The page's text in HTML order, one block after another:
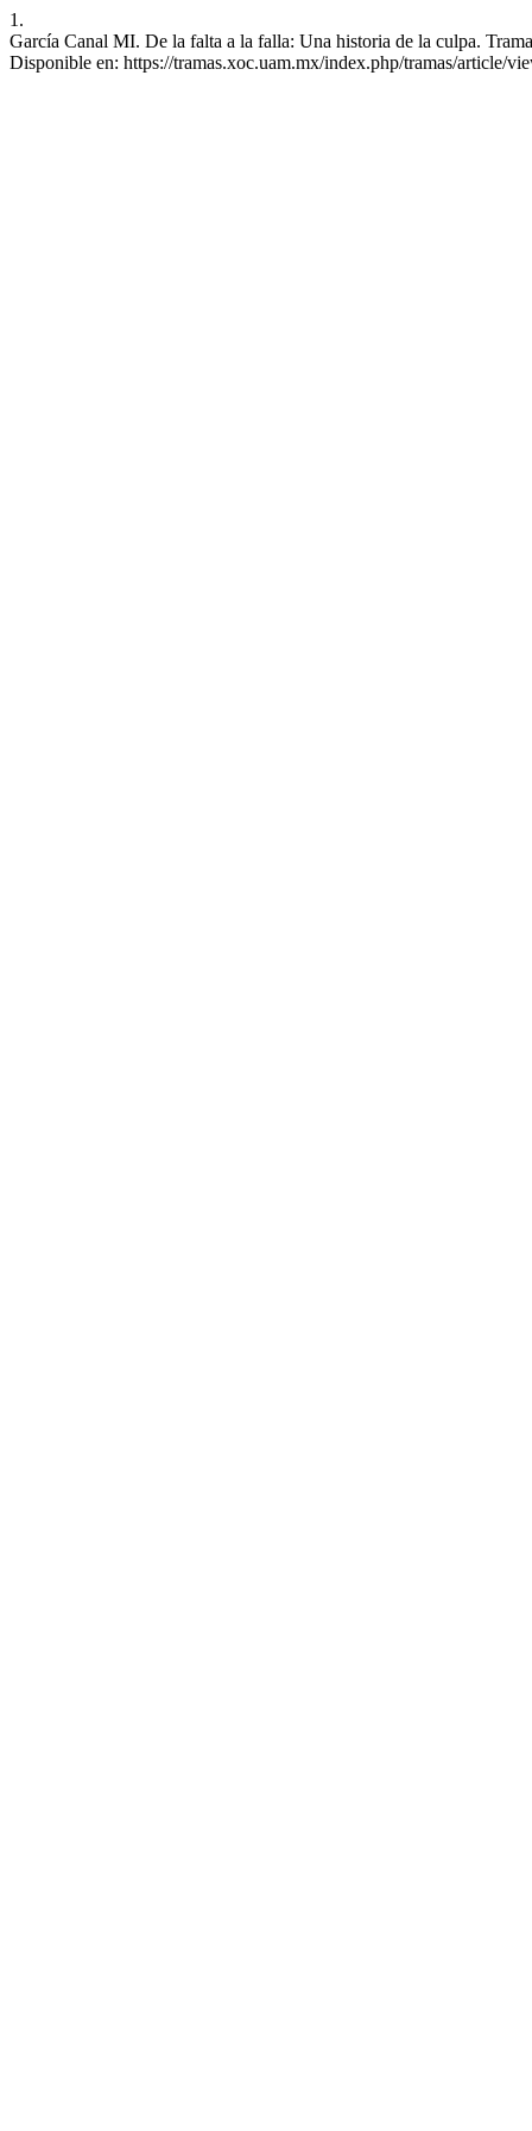
1.
García Canal MI. De la falta a la falla: Una historia de la culpa.
Disponible en: https://tramas.xoc.uam.mx/index.php/tramas/article/